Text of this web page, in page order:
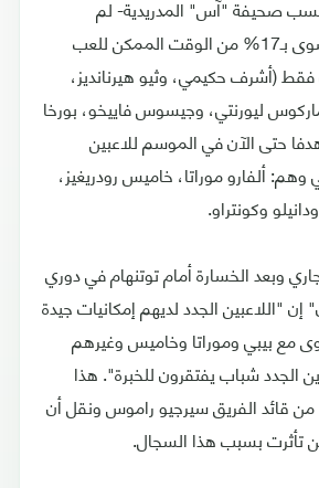
صحيفة "آس" المدريدية- لم
يشاركوا مجتمعين سوى بـ17% من الوقت الممكن للعب
(أشرف حكيمي، وثيو هيرنانديز،
ليورنتي، وجيسوس فاييخو، بورخا
مقابل 23 هدفا حتى الآن في الموسم للاعبين
ألفارو موراتا، خاميس رودريغيز،
وكونتراو.
وبعد الخسارة أمام توتنهام في دوري
إن "اللاعبين الجدد لديهم إمكانيات جيدة
مع بيبي وموراتا وخاميس وغيرهم
الجدد شباب يفتقرون للخبرة". هذا
من قائد الفريق سيرجيو راموس ونقل أن
تأثرت بسبب هذا السجال.